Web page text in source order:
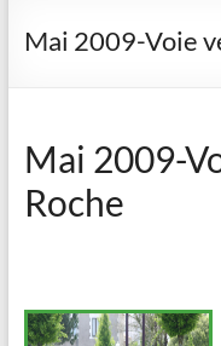
Mai 2009-Voie
Mai 2009-
Roche